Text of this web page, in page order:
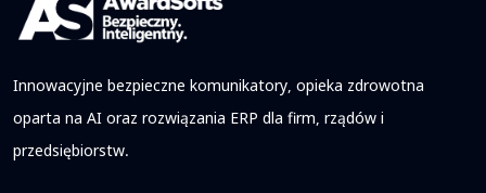
Innowacyjne bezpieczne komunikatory, opieka zdrowotna
oparta na AI oraz rozwiązania ERP dla firm, rządów i
przedsiębiorstw.